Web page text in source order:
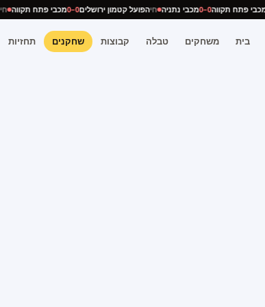
חימכבי פתח תקווה0–0 מכבי נתניה חיהפועל קטמון ירושלים0–0 מכבי פתח תקווה
בית משחקים טבלה קבוצות שחקנים תחזיות